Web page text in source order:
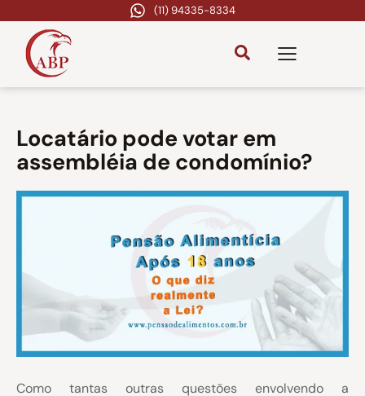
(11) 94335-8334
Locatário pode votar em
assembléia de condomínio?
Como tantas outras questões envolvendo a